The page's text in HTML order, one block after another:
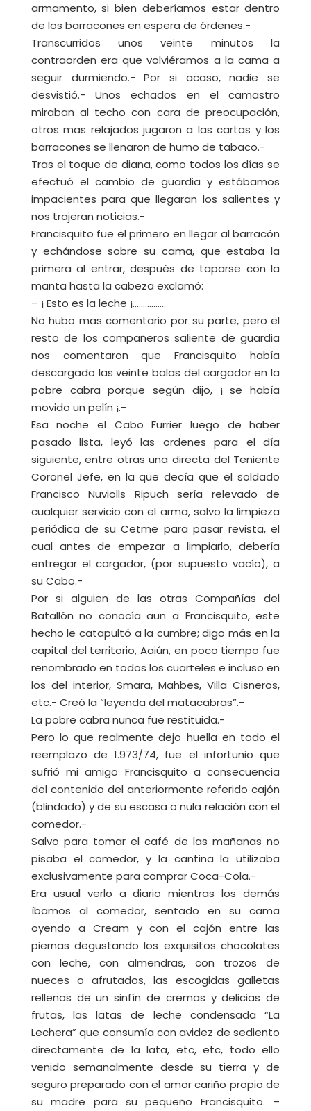
armamento, si bien deberíamos estar dentro
de los barracones en espera de órdenes.-
Transcurridos unos veinte minutos la
contraorden era que volviéramos a la cama a
seguir durmiendo.- Por si acaso, nadie se
desvistió.- Unos echados en el camastro
miraban al techo con cara de preocupación,
otros mas relajados jugaron a las cartas y los
barracones se llenaron de humo de tabaco.-
Tras el toque de diana, como todos los días se
efectuó el cambio de guardia y estábamos
impacientes para que llegaran los salientes y
nos trajeran noticias.-
Francisquito fue el primero en llegar al barracón
y echándose sobre su cama, que estaba la
primera al entrar, después de taparse con la
manta hasta la cabeza exclamó:
– ¡ Esto es la leche ¡…………….
No hubo mas comentario por su parte, pero el
resto de los compañeros saliente de guardia
nos comentaron que Francisquito había
descargado las veinte balas del cargador en la
pobre cabra porque según dijo, ¡ se había
movido un pelín ¡.-
Esa noche el Cabo Furrier luego de haber
pasado lista, leyó las ordenes para el día
siguiente, entre otras una directa del Teniente
Coronel Jefe, en la que decía que el soldado
Francisco Nuviolls Ripuch sería relevado de
cualquier servicio con el arma, salvo la limpieza
periódica de su Cetme para pasar revista, el
cual antes de empezar a limpiarlo, debería
entregar el cargador, (por supuesto vacío), a
su Cabo.-
Por si alguien de las otras Compañías del
Batallón no conocía aun a Francisquito, este
hecho le catapultó a la cumbre; digo más en la
capital del territorio, Aaiún, en poco tiempo fue
renombrado en todos los cuarteles e incluso en
los del interior, Smara, Mahbes, Villa Cisneros,
etc.- Creó la “leyenda del matacabras”.-
La pobre cabra nunca fue restituida.-
Pero lo que realmente dejo huella en todo el
reemplazo de 1.973/74, fue el infortunio que
sufrió mi amigo Francisquito a consecuencia
del contenido del anteriormente referido cajón
(blindado) y de su escasa o nula relación con el
comedor.-
Salvo para tomar el café de las mañanas no
pisaba el comedor, y la cantina la utilizaba
exclusivamente para comprar Coca-Cola.-
Era usual verlo a diario mientras los demás
íbamos al comedor, sentado en su cama
oyendo a Cream y con el cajón entre las
piernas degustando los exquisitos chocolates
con leche, con almendras, con trozos de
nueces o afrutados, las escogidas galletas
rellenas de un sinfín de cremas y delicias de
frutas, las latas de leche condensada “La
Lechera” que consumía con avidez de sediento
directamente de la lata, etc, etc, todo ello
venido semanalmente desde su tierra y de
seguro preparado con el amor cariño propio de
su madre para su pequeño Francisquito. –